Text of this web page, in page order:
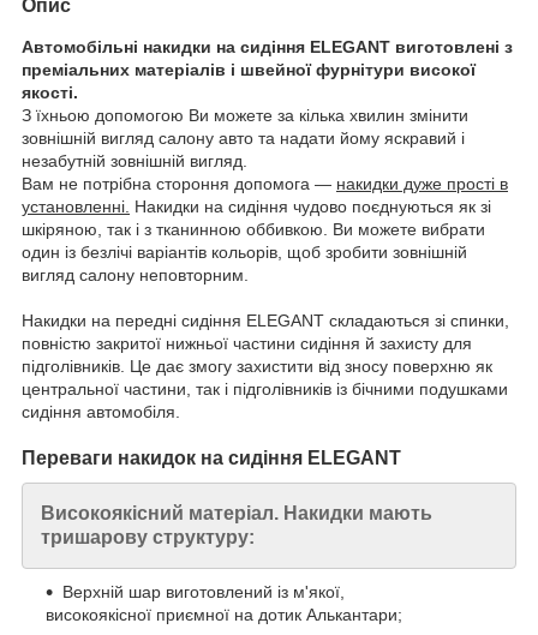
Опис
Автомобільні накидки на сидіння ELEGANT виготовлені з
преміальних матеріалів і швейної фурнітури високої
якості.
З їхньою допомогою Ви можете за кілька хвилин змінити
зовнішній вигляд салону авто та надати йому яскравий і
незабутній зовнішній вигляд.
Вам не потрібна стороння допомога — накидки дуже прості в
установленні. Накидки на сидіння чудово поєднуються як зі
шкіряною, так і з тканинною оббивкою. Ви можете вибрати
один із безлічі варіантів кольорів, щоб зробити зовнішній
вигляд салону неповторним.
Накидки на передні сидіння ELEGANT складаються зі спинки,
повністю закритої нижньої частини сидіння й захисту для
підголівників. Це дає змогу захистити від зносу поверхню як
центральної частини, так і підголівників із бічними подушками
сидіння автомобіля.
Переваги накидок на сидіння ELEGANT
Високоякісний матеріал. Накидки мають
тришарову структуру:
Верхній шар виготовлений із м'якої,
високоякісної приємної на дотик Алькантари;